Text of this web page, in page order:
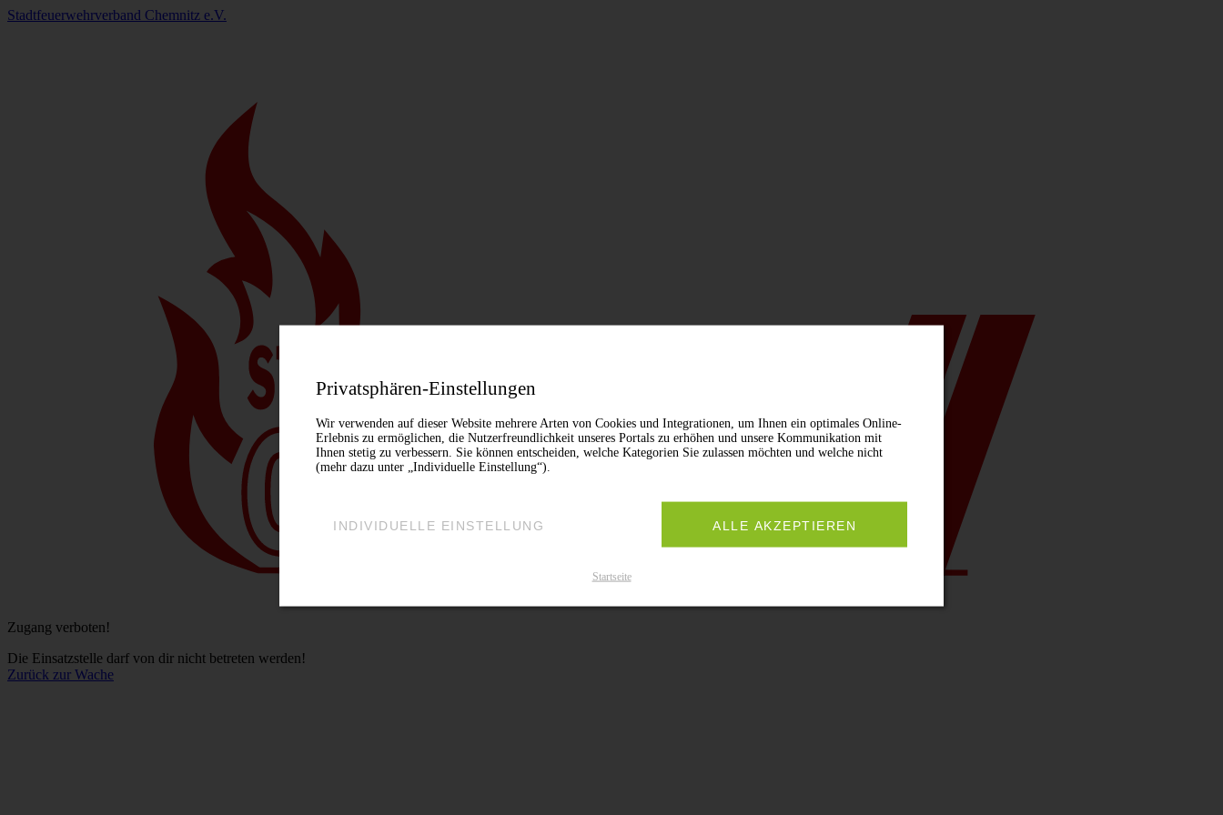
Stadtfeuerwehrverband Chemnitz e.V.
Zugang verboten!
Die Einsatzstelle darf von dir nicht betreten werden!
Zurück zur Wache
Privatsphären-Einstellungen
Wir verwenden auf dieser Website mehrere Arten von Cookies und Integrationen, um Ihnen ein optimales Online-
Erlebnis zu ermöglichen, die Nutzerfreundlichkeit unseres Portals zu erhöhen und unsere Kommunikation mit
Ihnen stetig zu verbessern. Sie können entscheiden, welche Kategorien Sie zulassen möchten und welche nicht
(mehr dazu unter „Individuelle Einstellung“).
INDIVIDUELLE EINSTELLUNG ALLE AKZEPTIEREN
Startseite